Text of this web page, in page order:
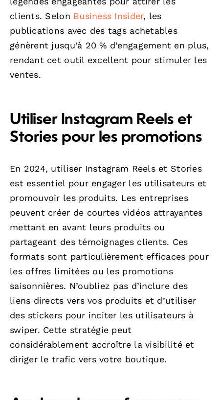
clients. Selon Business Insider, les
publications avec des tags achetables
génèrent jusqu’à 20 % d’engagement en plus,
rendant cet outil excellent pour stimuler les
ventes.
Utiliser Instagram Reels et
Stories pour les promotions
En 2024, utiliser Instagram Reels et Stories
est essentiel pour engager les utilisateurs et
promouvoir les produits. Les entreprises
peuvent créer de courtes vidéos attrayantes
mettant en avant leurs produits ou
partageant des témoignages clients. Ces
formats sont particulièrement efficaces pour
les offres limitées ou les promotions
saisonnières. N’oubliez pas d’inclure des
liens directs vers vos produits et d’utiliser
des stickers pour inciter les utilisateurs à
swiper. Cette stratégie peut
considérablement accroître la visibilité et
diriger le trafic vers votre boutique.